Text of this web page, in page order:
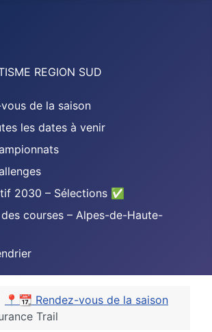
REGION SUD
de la saison
les dates à venir
2030 – Sélections ✅
courses – Alpes-de-Haute-
📍📆 Rendez-vous de la saison
Trail